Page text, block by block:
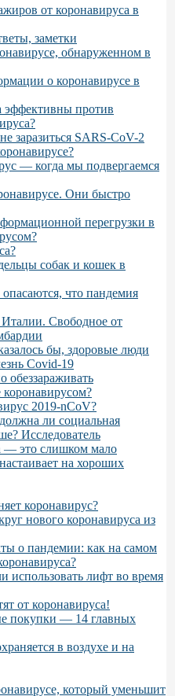
от коронавируса в
заметки
обнаруженном в
о коронавирусе в
эффективны против
заразиться SARS-CoV-2
— когда мы подвергаемся
Они быстро
перегрузки в
собак и кошек в
что пандемия
Свободное от
бы, здоровые люди
Covid-19
обеззараживать
2019-nCoV?
ли социальная
Исследователь
— это слишком мало
на хороших
коронавирус?
нового коронавируса из
о пандемии: как на самом
использовать лифт во время
от коронавируса!
покупки — 14 главных
в воздухе и на
который уменьшит